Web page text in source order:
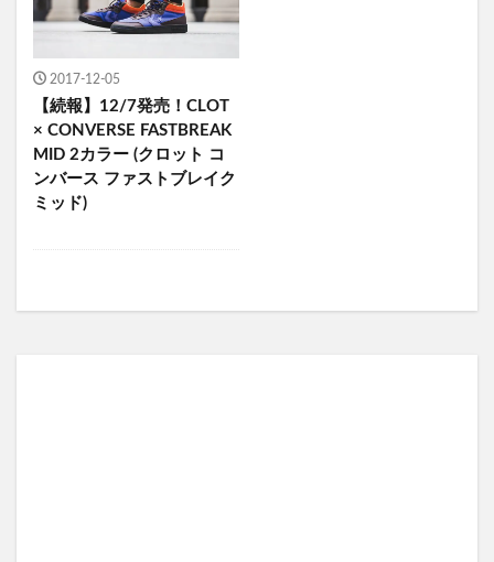
2017-12-05
【続報】12/7発売！CLOT
× CONVERSE FASTBREAK
MID 2カラー (クロット コ
ンバース ファストブレイク
ミッド)